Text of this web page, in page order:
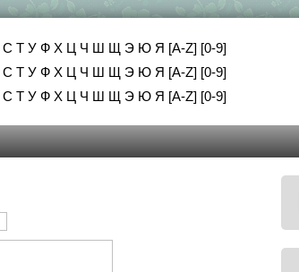
С Т У Ф Х Ц Ч Ш Щ Э Ю Я [A-Z] [0-9]
С Т У Ф Х Ц Ч Ш Щ Э Ю Я [A-Z] [0-9]
С Т У Ф Х Ц Ч Ш Щ Э Ю Я [A-Z] [0-9]